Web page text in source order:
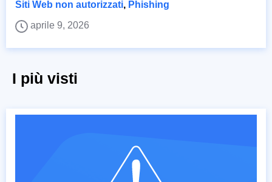
Siti Web non autorizzati, Phishing
aprile 9, 2026
I più visti